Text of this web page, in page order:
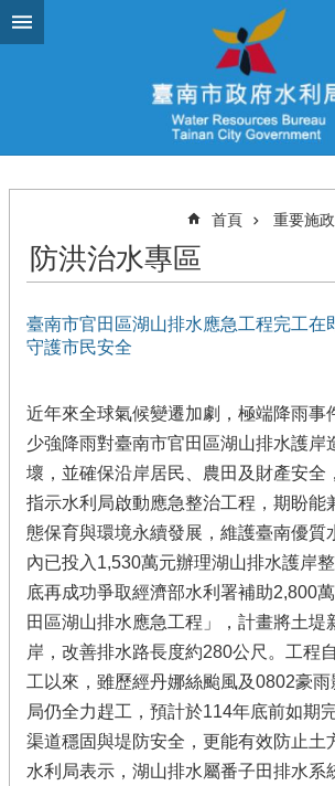
跳到主要內容區塊
首頁 重要施政
防洪治水專區
臺南市官田區湖山排水應急工程完工在
守護市民安全
近年來全球氣候變遷加劇，極端降雨事
少強降雨對臺南市官田區湖山排水護岸
壞，並確保沿岸居民、農田及財產安全
指示水利局啟動應急整治工程，期盼能
態保育與環境永續發展，維護臺南優質
內已投入1,530萬元辦理湖山排水護岸
底再成功爭取經濟部水利署補助2,800
田區湖山排水應急工程」，計畫將土堤
岸，改善排水路長度約280公尺。工程
工以來，雖歷經丹娜絲颱風及0802豪雨
局仍全力趕工，預計於114年底前如期
渠道穩固與堤防安全，更能有效防止土
水利局表示，湖山排水屬番子田排水系